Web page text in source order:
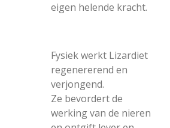
eigen helende kracht.
Fysiek werkt Lizardiet
regenererend en
verjongend.
Ze bevordert de
werking van de nieren